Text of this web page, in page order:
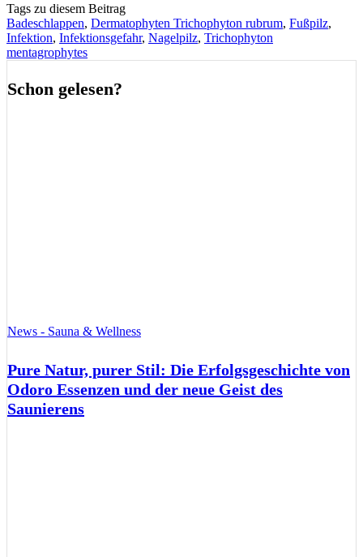
Tags zu diesem Beitrag
Badeschlappen, Dermatophyten Trichophyton rubrum, Fußpilz,
Infektion, Infektionsgefahr, Nagelpilz, Trichophyton
mentagrophytes
Schon gelesen?
News - Sauna & Wellness
Pure Natur, purer Stil: Die Erfolgsgeschichte von
Odoro Essenzen und der neue Geist des
Saunierens